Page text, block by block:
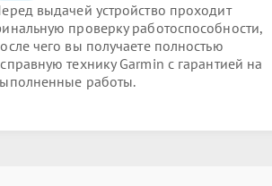
выдачей устройство проходит
проверку работоспособности,
чего вы получаете полностью
технику Garmin с гарантией на
работы.